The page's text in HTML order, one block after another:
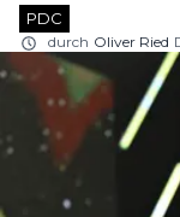
PDC
durch Oliver Ried